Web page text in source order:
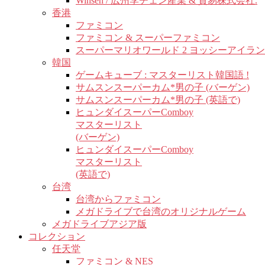
香港
ファミコン
ファミコン & スーパーファミコン
スーパーマリオワールド 2 ヨッシーアイラ
韓国
ゲームキューブ : マスターリスト韓国語 !
サムスンスーパーカム*男の子 (バーゲン)
サムスンスーパーカム*男の子 (英語で)
ヒュンダイスーパーComboy
マスターリスト
(バーゲン)
ヒュンダイスーパーComboy
マスターリスト
(英語で)
台湾
台湾からファミコン
メガドライブで台湾のオリジナルゲーム
メガドライブアジア版
コレクション
任天堂
ファミコン & NES